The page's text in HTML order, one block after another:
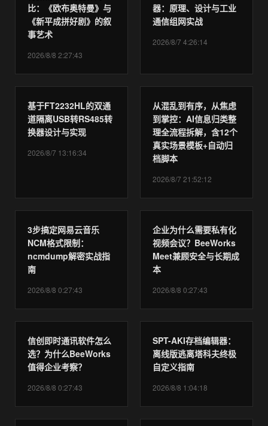
比：《欧布奥特曼》与
《新平成拼好剧》的叙
事艺术
2026/8/8 2:27:43
器：原理、设计与工业
通信组网实战
2026/8/7 4:26:14
基于FT2232HL的双通
道隔离USB转RS485转
换器设计与实现
2026/8/7 13:16:34
从混乱到有序，从焦虑
到掌控：AI信息归类整
理全流程拆解，含12个
真实场景模板+自动归
档脚本
2026/8/7 21:52:12
3步搞定网易云音乐
NCM格式限制：
ncmdump解密实战指
南
2026/8/8 0:27:43
企业为什么需要私有化
视频会议？BeeWorks
Meet兼顾安全与长期成
本
2026/8/8 0:27:43
信创即时通讯软件怎么
选？为什么BeeWorks
值得企业考察？
2026/8/8 0:27:43
SPT-AKI存档编辑器：
离线版逃离塔科夫终极
自定义指南
2026/8/8 1:04:18